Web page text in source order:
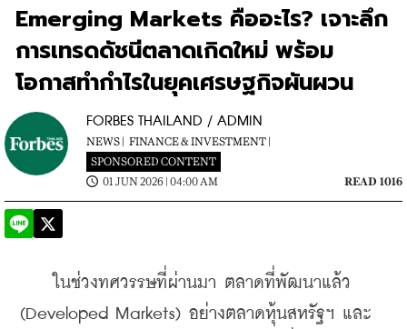
Emerging Markets คืออะไร? เจาะลึก
การเทรดดัชนีตลาดเกิดใหม่ พร้อม
โอกาสทำกำไรในยุคเศรษฐกิจผันผวน
FORBES THAILAND / ADMIN
NEWS | FINANCE & INVESTMENT |
SPONSORED CONTENT
01 JUN 2026 | 04:00 AM
READ 1016
ในช่วงทศวรรษที่ผ่านมา ตลาดที่พัฒนาแล้ว
(Developed Markets) อย่างตลาดหุ้นสหรัฐฯ และ